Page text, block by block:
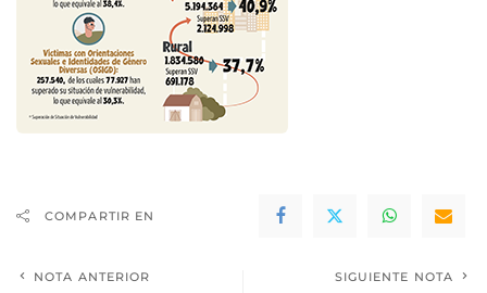
COMPARTIR EN
NOTA ANTERIOR SIGUIENTE NOTA